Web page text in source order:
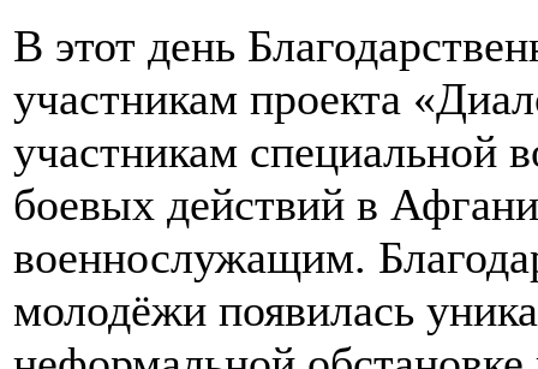
В этот день
участникам проекта
участникам специальной
боевых действий в
военнослужащим.
молодёжи появилась